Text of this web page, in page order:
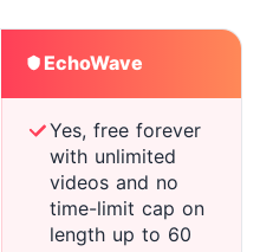
EchoWave
Yes, free forever
with unlimited
videos and no
time-limit cap on
length up to 60